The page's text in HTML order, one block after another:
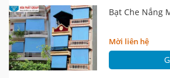
Bạt Che Nắng
Mời liên hệ